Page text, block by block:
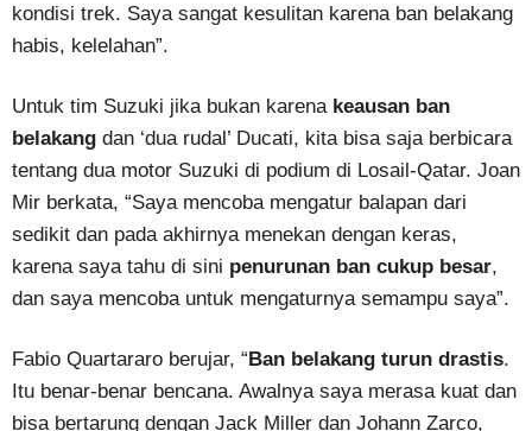
kondisi trek. Saya sangat kesulitan karena ban belakang
habis, kelelahan”.
Untuk tim Suzuki jika bukan karena keausan ban
belakang dan ‘dua rudal’ Ducati, kita bisa saja berbicara
tentang dua motor Suzuki di podium di Losail-Qatar. Joan
Mir berkata, “Saya mencoba mengatur balapan dari
sedikit dan pada akhirnya menekan dengan keras,
karena saya tahu di sini penurunan ban cukup besar,
dan saya mencoba untuk mengaturnya semampu saya”.
Fabio Quartararo berujar, “Ban belakang turun drastis.
Itu benar-benar bencana. Awalnya saya merasa kuat dan
bisa bertarung dengan Jack Miller dan Johann Zarco,